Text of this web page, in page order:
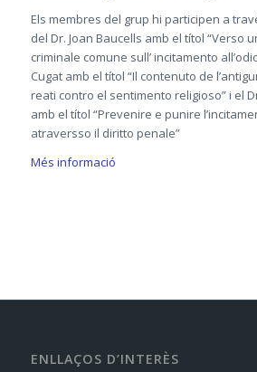
Els membres del grup hi participen a
del Dr. Joan Baucells amb el títol “Verso
criminale comune sull’ incitamento
Cugat amb el títol “Il contenuto de
reati contro el sentimento religioso” i el
amb el títol “Prevenire e punire
atraversso il diritto penale”
Més informació
ENLLAÇOS D’INTERÈS